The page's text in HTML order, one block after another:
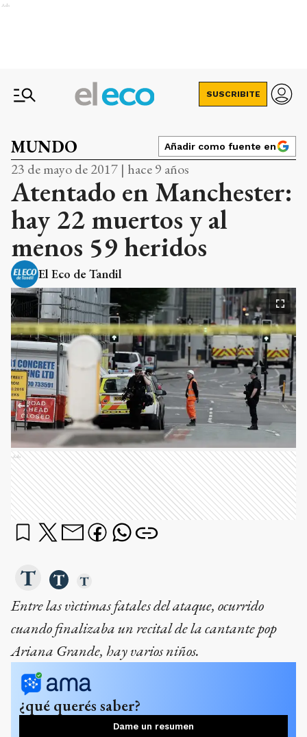
Ads
SUSCRIBITE
MUNDO Añadir como fuente en
23 de mayo de 2017 | hace 9 años
Atentado en Manchester:
hay 22 muertos y al
menos 59 heridos
El Eco de Tandil
Ads
Entre las vìctimas fatales del ataque, ocurrido
cuando finalizaba un recital de la cantante pop
Ariana Grande, hay varios niños.
¿qué querés saber?
Dame un resumen